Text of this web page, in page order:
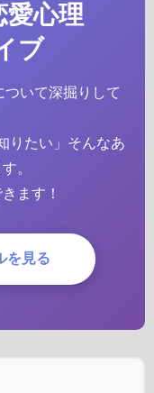
愛心理
ブ
いて深掘りして
りたい」そんなあ
。
ます！
を見る